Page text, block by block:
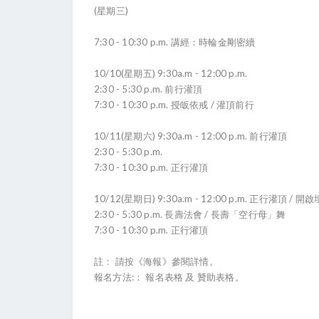
(星期三)
7:30 - 10:30 p.m. 講經：時輪金剛密續
10/10(星期五) 9:30a.m - 12:00 p.m.
2:30 - 5:30 p.m. 前行灌頂
7:30 - 10:30 p.m. 授皈依戒 / 灌頂前行
10/11(星期六) 9:30a.m - 12:00 p.m. 前行灌頂
2:30 - 5:30 p.m.
7:30 - 10:30 p.m. 正行灌頂
10/12(星期日) 9:30a.m - 12:00 p.m. 正行灌頂 / 開啟
2:30 - 5:30 p.m. 長壽法會 / 長壽「空行母」舞
7:30 - 10:30 p.m. 正行灌頂
註： 請按《海報》參閱詳情。
報名方法:： 報名表格 及 贊助表格。